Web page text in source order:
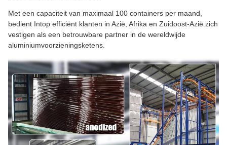
Met een capaciteit van maximaal 100 containers per maand,
bedient Intop efficiënt klanten in Azië, Afrika en Zuidoost-Azië.zich
vestigen als een betrouwbare partner in de wereldwijde
aluminiumvoorzieningsketens.